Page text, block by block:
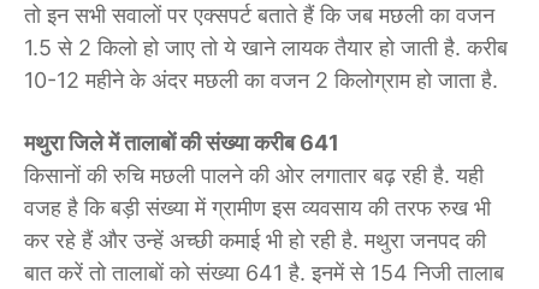
तो इन सभी सवालों पर एक्सपर्ट बताते हैं कि जब मछली का वजन
1.5 से 2 किलो हो जाए तो ये खाने लायक तैयार हो जाती है. करीब
10-12 महीने के अंदर मछली का वजन 2 किलोग्राम हो जाता है.
मथुरा जिले में तालाबों की संख्या करीब 641
किसानों की रुचि मछली पालने की ओर लगातार बढ़ रही है. यही
वजह है कि बड़ी संख्या में ग्रामीण इस व्यवसाय की तरफ रुख भी
कर रहे हैं और उन्हें अच्छी कमाई भी हो रही है. मथुरा जनपद की
बात करें तो तालाबों को संख्या 641 है. इनमें से 154 निजी तालाब